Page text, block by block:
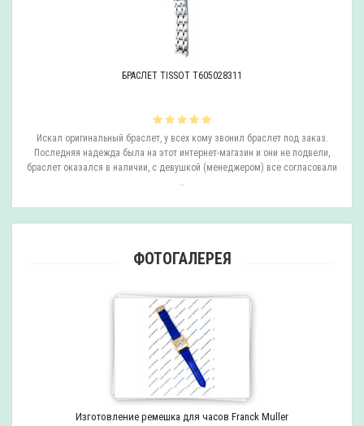
БРАСЛЕТ TISSOT T605028311
Искал оригинальный браслет, у всех кому звонил браслет под заказ.
Последняя надежда была на этот интернет-магазин и они не подвели,
браслет оказался в наличии, с девушкой (менеджером) все согласовали
..
ФОТОГАЛЕРЕЯ
Изготовление ремешка для часов Franck Muller